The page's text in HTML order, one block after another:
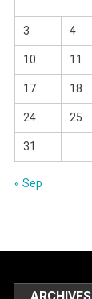
3 4
10 11
17 18
24 25
31
« Sep